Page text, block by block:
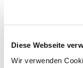
Diese Webseite
Wir verwenden